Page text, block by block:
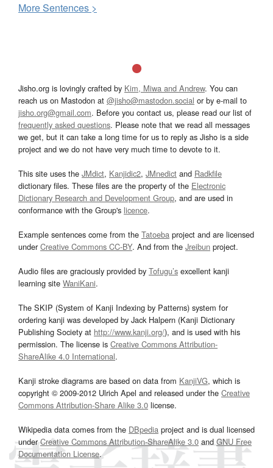
MoreSentences >
Jisho.org is lovingly crafted by Kim, Miwa and Andrew. You can
reach us on Mastodon at @jisho@mastodon.social or by e-mail to
jisho.org@gmail.com. Before you contact us, please read our list of
frequently asked questions. Please note that we read all messages
we get, but it can take a long time for us to reply as Jisho is a side
project and we do not have very much time to devote to it.
This site uses the JMdict, Kanjidic2, JMnedict and Radkfile
dictionary files. These files are the property of the Electronic
Dictionary Research and Development Group, and are used in
conformance with the Group's licence.
Example sentences come from the Tatoeba project and are licensed
underCreative Commons CC-BY. And from the Jreibun project.
Audio files are graciously provided by Tofugu’s excellent kanji
learning site WaniKani.
The SKIP (System of Kanji Indexing by Patterns) system for
ordering kanji was developed by Jack Halpern (Kanji Dictionary
Publishing Society at http://www.kanji.org/), and is used with his
permission. The license is Creative Commons Attribution-
ShareAlike 4.0 International.
Kanji stroke diagrams are based on data from KanjiVG, which is
copyright © 2009-2012 Ulrich Apel and released under the Creative
Commons Attribution-Share Alike 3.0 license.
Wikipedia data comes from the DBpedia project and is dual licensed
underCreative Commons Attribution-ShareAlike 3.0and GNU Free
Documentation License.